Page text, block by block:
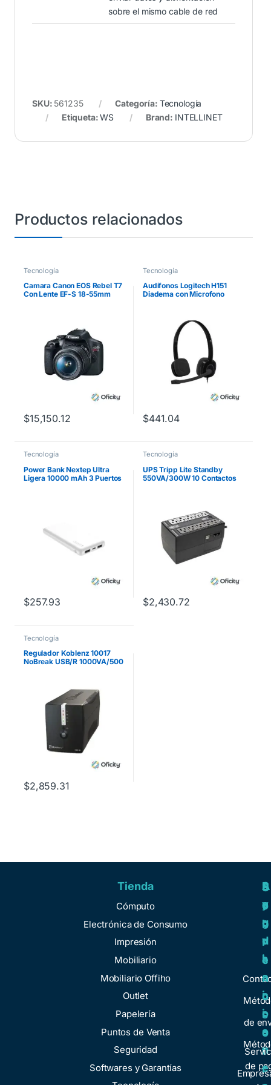
sobre el mismo cable de red
SKU: 561235 Categoría: Tecnología
Etiqueta:WS Brand: INTELLINET
Productos relacionados
Tecnología
Camara Canon EOS Rebel T7
Con Lente EF-S 18-55mm
$15,150.12
Tecnología
Audifonos Logitech H151
Diadema con Microfono
$441.04
Tecnología
Power Bank Nextep Ultra
Ligera 10000 mAh 3 Puertos
$257.93
Tecnología
UPS Tripp Lite Standby
550VA/300W 10 Contactos
$2,430.72
Tecnología
Regulador Koblenz 10017
NoBreak USB/R 1000VA/500
$2,859.31
Tienda
Cómputo
Electrónica de Consumo
Impresión
Mobiliario
Mobiliario Offiho
Outlet
Papelería
Puntos de Venta
Seguridad
Softwares y Garantías
A
y
u
d
a
de
de
S
o
b
r
e
n
o
s
o
t
r
R
e
g
u
l
a
c
i
o
n
e
S
e
r
v
i
c
i
o
s